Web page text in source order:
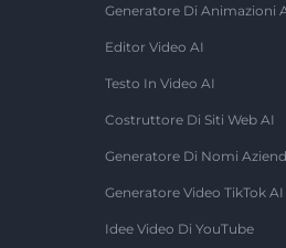
Generatore Di Animazioni
Editor Video AI
Testo In Video AI
Costruttore Di Siti Web AI
Generatore Di Nomi
Generatore Video TikTok AI
Idee Video Di YouTube